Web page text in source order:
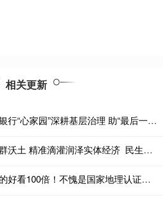
相关更新
股票配什么意思 上海农商银行“心家园”深耕基层治理 助“最后一公里”成“最美一公里”
广东股票配资 深耕产业集群沃土 精准滴灌润泽实体经济 民生银行以金融“活水”助力重庆摩托车产业高质量发展
大连股票配资 比我想象中的好看100倍！不愧是国家地理认证，超级治愈